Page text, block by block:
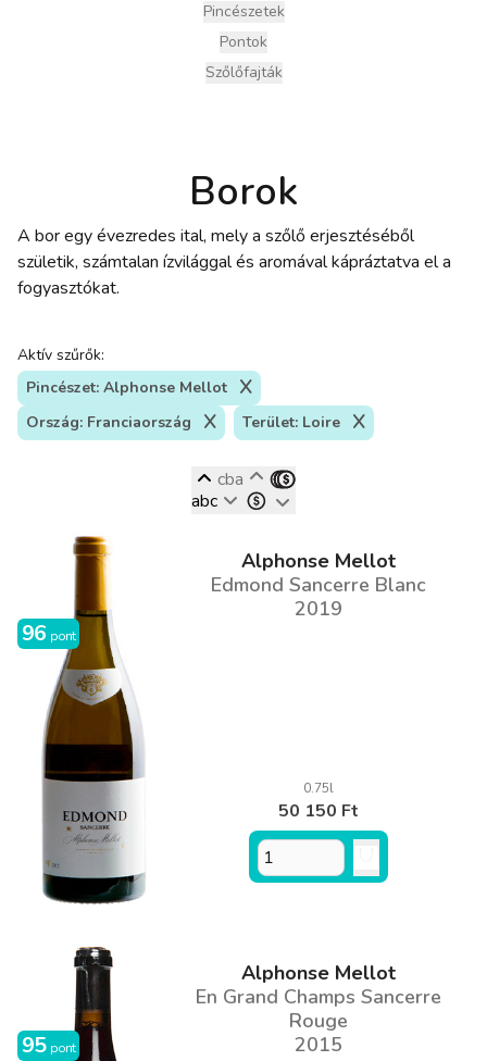
Pincészetek
Pontok
Szőlőfajták
Borok
A bor egy évezredes ital, mely a szőlő erjesztéséből
születik, számtalan ízvilággal és aromával kápráztatva el a
fogyasztókat.
Aktív szűrők:
Pincészet: Alphonse Mellot
Ország: Franciaország
Terület: Loire
abc
cba
96 pont
Alphonse Mellot
Edmond Sancerre Blanc
2019
0.75l
50 150 Ft
95 pont
Alphonse Mellot
En Grand Champs Sancerre
Rouge
2015